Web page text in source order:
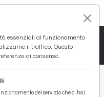
essenziali al funzionamento
il traffico. Questo
di consenso.
del servizio che ci hai